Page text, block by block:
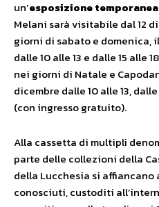
un’esposizione temporanea
Melani sarà visitabile dal 12
giorni di sabato e domenica,
dalle 10 alle 13 e dalle 15 alle
nei giorni di Natale e
dicembre dalle 10 alle 13,
(con ingresso gratuito).
Alla cassetta di multipli
parte delle collezioni della
della Lucchesia si affiancano
conosciuti, custoditi